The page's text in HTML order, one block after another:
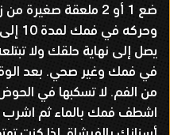
ضع 1 أو 2 ملعقة صغيرة من
وحركه في فمك لمدة 10 إلى
يصل إلى نهاية حلقك ولا
في فمك وغير صحي. بعد
من الفم. لا تسكبها في
اشطف فمك بالماء ثم اشرب